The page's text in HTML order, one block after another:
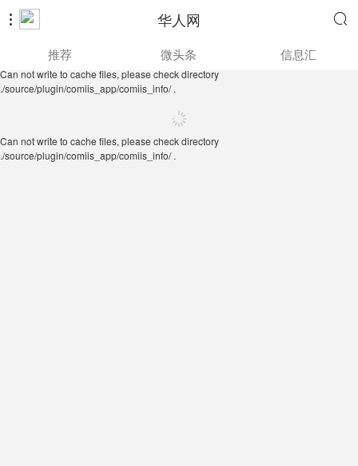
 华人网 
./source/plugin/comiis_app/comiis_info/ .
推荐 微头条 信息汇
Can not write to cache files, please check directory
./source/plugin/comiis_app/comiis_info/ .
Can not write to cache files, please check directory
./source/plugin/comiis_app/comiis_info/ .